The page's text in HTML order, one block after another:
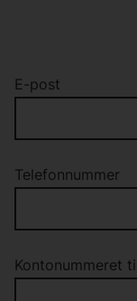
E-post
Telefonnummer
Kontonummeret